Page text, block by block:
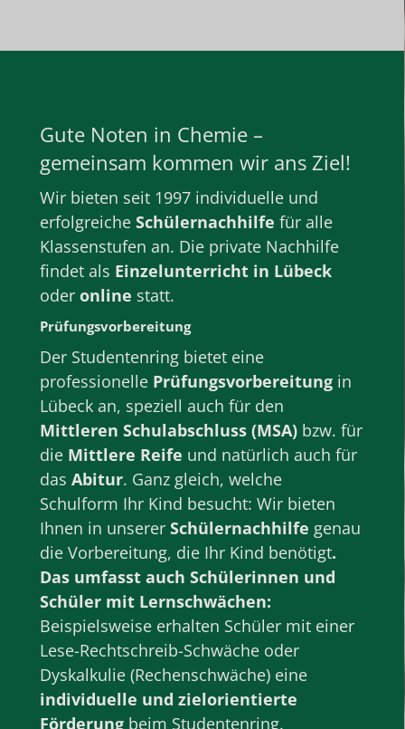
Gute Noten in Chemie –
gemeinsam kommen wir ans Ziel!
Wir bieten seit 1997 individuelle und
erfolgreicheSchülernachhilfe für alle
Klassenstufen an. Die private Nachhilfe
findet als Einzelunterricht in Lübeck
oderonline statt.
Prüfungsvorbereitung
Der Studentenring bietet eine
professionelle Prüfungsvorbereitung in
Lübeck an, speziell auch für den
Mittleren Schulabschluss (MSA) bzw. für
die Mittlere Reife und natürlich auch für
dasAbitur. Ganz gleich, welche
Schulform Ihr Kind besucht: Wir bieten
Ihnen in unsererSchülernachhilfe genau
die Vorbereitung, die Ihr Kind benötigt.
Das umfasst auch Schülerinnen und
Schüler mit Lernschwächen:
Beispielsweise erhalten Schüler mit einer
Lese-Rechtschreib-Schwäche oder
Dyskalkulie (Rechenschwäche) eine
individuelle und zielorientierte
Förderung beim Studentenring.